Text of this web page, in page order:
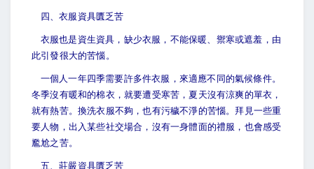
四、衣服資具匱乏苦
衣服也是資生資具，缺少衣服，不能保暖、禦寒或遮羞，由
此引發很大的苦惱。
一個人一年四季需要許多件衣服，來適應不同的氣候條件。
冬季沒有暖和的棉衣，就要遭受寒苦，夏天沒有涼爽的單衣，
就有熱苦。換洗衣服不夠，也有污穢不淨的苦惱。拜見一些重
要人物，出入某些社交場合，沒有一身體面的禮服，也會感受
尷尬之苦。
五、莊嚴資具匱乏苦